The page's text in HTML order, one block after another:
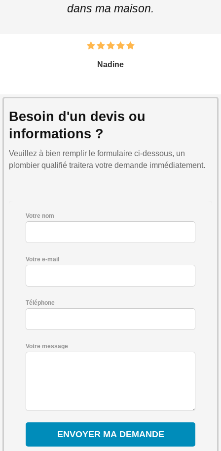
dans ma maison.
Nadine
Besoin d'un devis ou
informations ?
Veuillez à bien remplir le formulaire ci-dessous, un
plombier qualifié traitera votre demande immédiatement.
Votre nom
Votre e-mail
Téléphone
Votre message